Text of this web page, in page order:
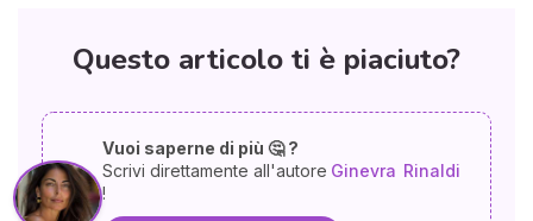
Questo articolo ti è piaciuto?
Vuoi saperne di più 🤔 ?
Scrivi direttamente all'autore Ginevra Rinaldi
!